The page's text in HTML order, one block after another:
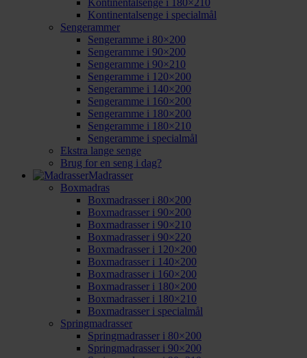
Kontinentalsenge i 180×210
Kontinentalsenge i specialmål
Sengerammer
Sengeramme i 80×200
Sengeramme i 90×200
Sengeramme i 90×210
Sengeramme i 120×200
Sengeramme i 140×200
Sengeramme i 160×200
Sengeramme i 180×200
Sengeramme i 180×210
Sengeramme i specialmål
Ekstra lange senge
Brug for en seng i dag?
Madrasser
Boxmadras
Boxmadrasser i 80×200
Boxmadrasser i 90×200
Boxmadrasser i 90×210
Boxmadrasser i 90×220
Boxmadrasser i 120×200
Boxmadrasser i 140×200
Boxmadrasser i 160×200
Boxmadrasser i 180×200
Boxmadrasser i 180×210
Boxmadrasser i specialmål
Springmadrasser
Springmadrasser i 80×200
Springmadrasser i 90×200